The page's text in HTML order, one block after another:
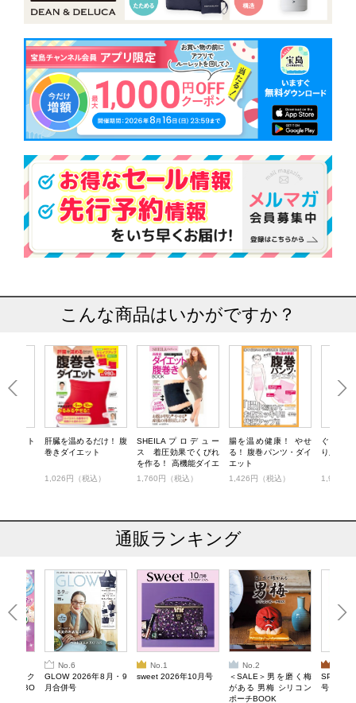
こんな商品はいかがですか？
コット
肝臓を温めるだけ！ 腹
巻きダイエット
1,026円（税込）
SHEILAプロデュー
ス 着圧効果でくびれ
を作る！ 高機能ダイエ
ット腹巻きBOOK
1,760円（税込）
腸を温め健康！ やせ
る！ 腹巻パンツ・ダイ
エット
1,426円（税込）
ぐっすり
り腹巻き
1,925円
通販ランキング
るスク
ぷにBO
No.6
GLOW 2026年8月・9
月合併号
No.1
sweet 2026年10月号
No.2
＜SALE＞男を磨く梅
がある 男梅 シリコン
ポーチBOOK
号